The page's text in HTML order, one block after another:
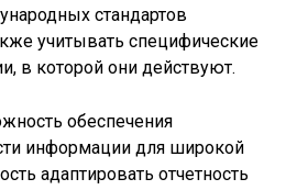
стандартов
учитывать специфические
в которой они действуют.
обеспечения
информации для широкой
адаптировать отчетность